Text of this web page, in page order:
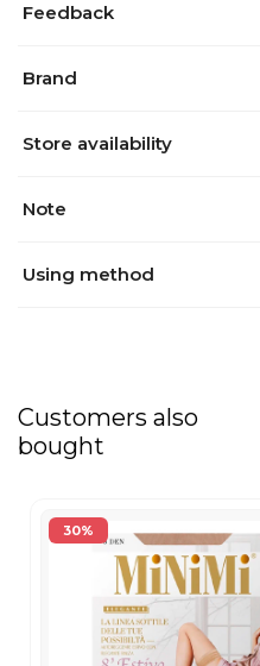
Feedback
Brand
Store availability
Note
Using method
Customers also
bought
30%